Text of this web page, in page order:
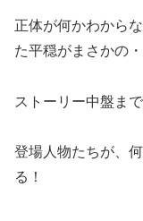
正体が何かわから
た平穏がまさかの
ストーリー中盤ま
登場人物たちが、
る！